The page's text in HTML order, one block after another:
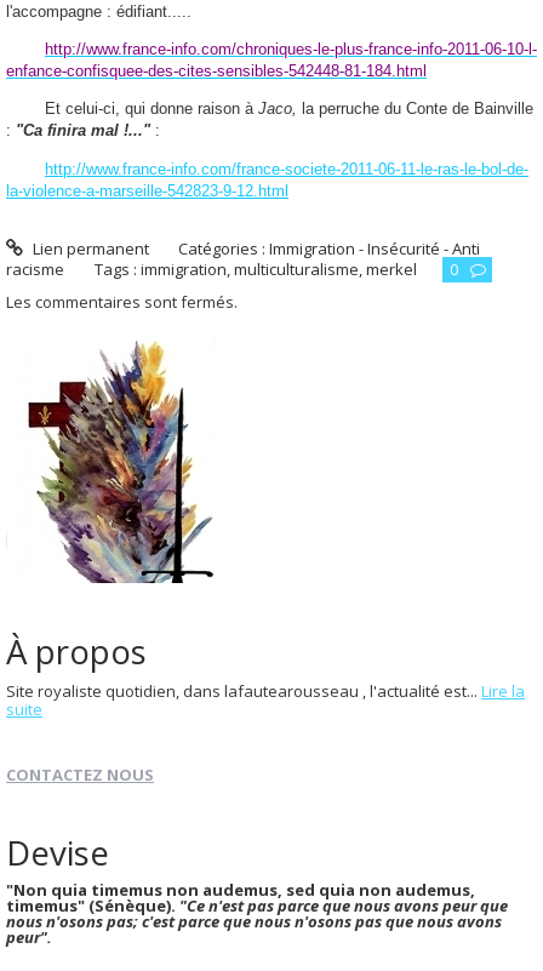
l'accompagne : édifiant.....
http://www.france-info.com/chroniques-le-plus-france-info-2011-06-10-l-
enfance-confisquee-des-cites-sensibles-542448-81-184.html
Et celui-ci, qui donne raison à Jaco, la perruche du Conte de Bainville
: "Ca finira mal !...":
http://www.france-info.com/france-societe-2011-06-11-le-ras-le-bol-de-
la-violence-a-marseille-542823-9-12.html
Lien permanent Catégories :Immigration - Insécurité - Anti
racisme
Tags : immigration,multiculturalisme,merkel
0
Les commentaires sont fermés.
À propos
Site royaliste quotidien, dans lafautearousseau , l'actualité est... Lire la
suite
CONTACTEZ NOUS
Devise
"Non quia timemus non audemus, sed quia non audemus,
timemus" (Sénèque). "Ce n'est pas parce que nous avons peur que
nous n'osons pas; c'est parce que nous n'osons pas que nous avons
peur".